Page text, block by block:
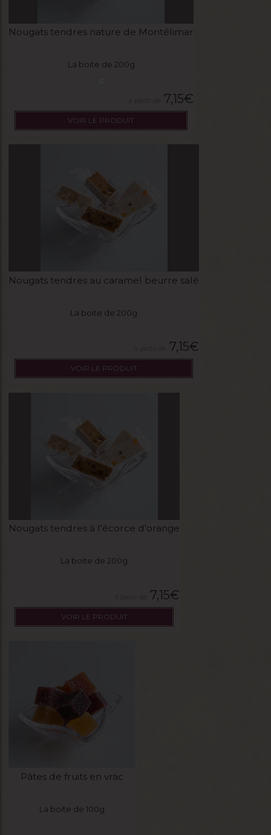
Nougats tendres nature de Montélimar
La boite de 200g
7,15€
VOIR LE PRODUIT
Nougats tendres au caramel beurre salé
La boite de 200g
7,15€
VOIR LE PRODUIT
Nougats tendres à l'écorce d'orange
La boite de 200g
7,15€
VOIR LE PRODUIT
Pâtes de fruits en vrac
La boite de 100g